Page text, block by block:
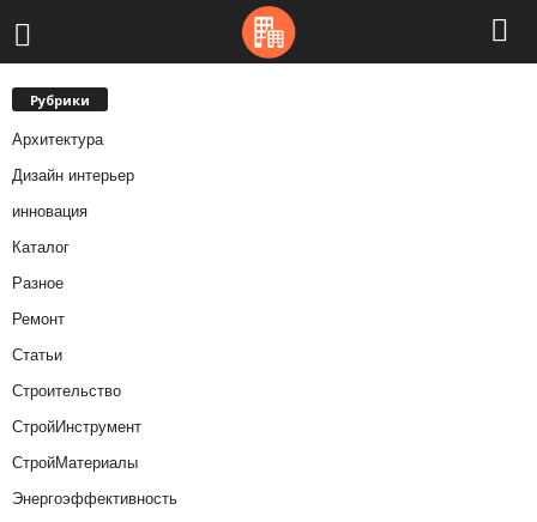
Рубрики
Архитектура
Дизайн интерьер
инновация
Каталог
Разное
Ремонт
Статьи
Строительство
СтройИнструмент
СтройМатериалы
Энергоэффективность